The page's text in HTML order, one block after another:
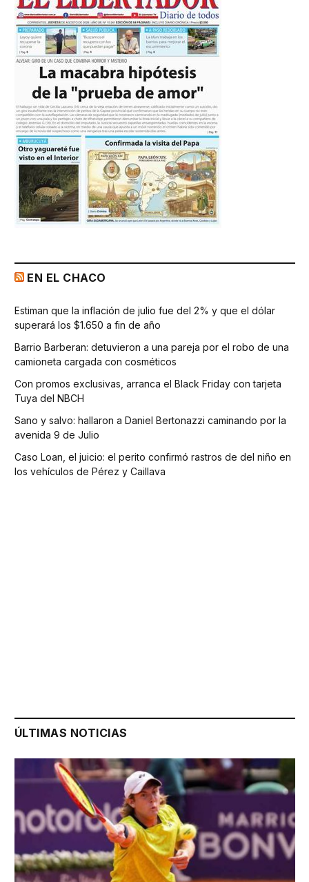
EN EL CHACO
Estiman que la inflación de julio fue del 2% y que el dólar
superará los $1.650 a fin de año
Barrio Barberan: detuvieron a una pareja por el robo de una
camioneta cargada con cosméticos
Con promos exclusivas, arranca el Black Friday con tarjeta
Tuya del NBCH
Sano y salvo: hallaron a Daniel Bertonazzi caminando por la
avenida 9 de Julio
Caso Loan, el juicio: el perito confirmó rastros de del niño en
los vehículos de Pérez y Caillava
ÚLTIMAS NOTICIAS